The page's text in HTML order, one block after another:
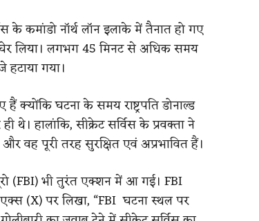
के कमांडो नॉर्थ लॉन इलाके में तैनात हो गए
लिया। लगभग 45 मिनट से अधिक समय
गया।
घटना के समय राष्ट्रपति डोनाल्ड
थे।हालांकि, सीक्रेट सर्विस के प्रवक्ता ने
वह पूरी तरह सुरक्षित एवं अप्रभावित हैं।
(FBI) भी तुरंत एक्शन में आ गई। FBI
(X) पर लिखा, “FBI घटना स्थल पर